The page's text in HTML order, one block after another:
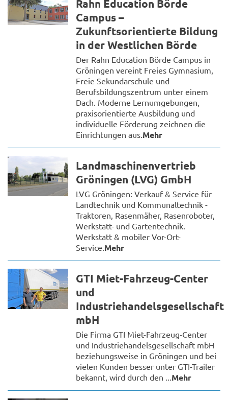
Rahn Education Börde
Campus –
Zukunftsorientierte Bildung
in der Westlichen Börde
Der Rahn Education Börde Campus in
Gröningen vereint Freies Gymnasium,
Freie Sekundarschule und
Berufsbildungszentrum unter einem
Dach. Moderne Lernumgebungen,
praxisorientierte Ausbildung und
individuelle Förderung zeichnen die
Einrichtungen aus. Mehr
Landmaschinenvertrieb
Gröningen (LVG) GmbH
LVG Gröningen: Verkauf & Service für
Landtechnik und Kommunaltechnik -
Traktoren, Rasenmäher, Rasenroboter,
Werkstatt- und Gartentechnik.
Werkstatt & mobiler Vor-Ort-
Service. Mehr
GTI Miet-Fahrzeug-Center
und
Industriehandelsgesellschaft
mbH
Die Firma GTI Miet-Fahrzeug-Center
und Industriehandelsgesellschaft mbH
beziehungsweise in Gröningen und bei
vielen Kunden besser unter GTI-Trailer
bekannt, wird durch den ... Mehr